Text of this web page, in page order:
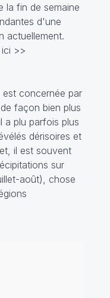
la fin de semaine
d'une
actuellement.
>>
est concernée par
façon bien plus
a plu parfois plus
dérisoires et
il est souvent
sur
août), chose